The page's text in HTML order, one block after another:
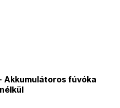
Akkumulátoros fúvóka